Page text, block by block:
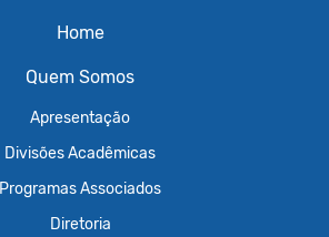
Home
Quem Somos
Apresentação
Divisões Acadêmicas
Programas Associados
Diretoria